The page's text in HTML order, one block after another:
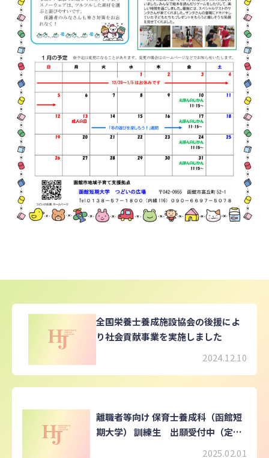
全国栄養士養成施設協会の後援によ
り社会貢献事業を実施しました
2024.12.10
離職者等向け 保育士養成科（函館短
期大学） 訓練生 出願受付中（定員
2025.02.01